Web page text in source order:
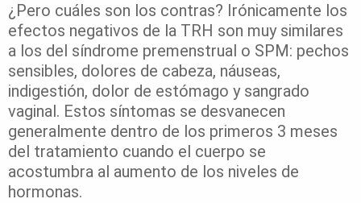
¿Pero cuáles son los contras? Irónicamente los
efectos negativos de la TRH son muy similares
a los del síndrome premenstrual o SPM: pechos
sensibles, dolores de cabeza, náuseas,
indigestión, dolor de estómago y sangrado
vaginal. Estos síntomas se desvanecen
generalmente dentro de los primeros 3 meses
del tratamiento cuando el cuerpo se
acostumbra al aumento de los niveles de
hormonas.